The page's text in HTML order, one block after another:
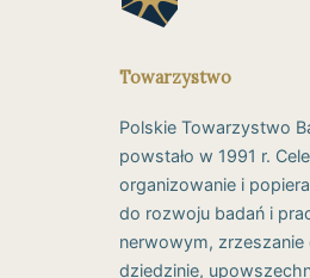
Towarzystwo
Polskie Towarzystwo
powstało w 1991 r.
organizowanie i
do rozwoju badań i
nerwowym,
dziedzinie,